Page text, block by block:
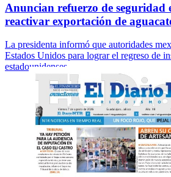
Anuncian refuerzo de seguridad
reactivar exportación de
La presidenta informó que autoridades
Estados Unidos para lograr el regreso de
estadounidenses